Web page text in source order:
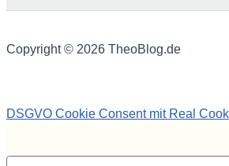
Copyright © 2026 TheoBlog.de
DSGVO Cookie Consent mit Real